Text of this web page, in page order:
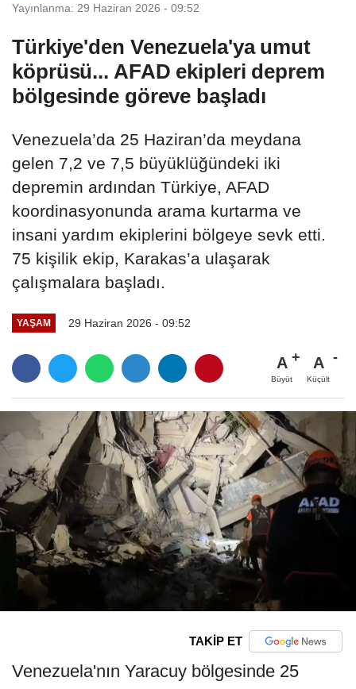
Yayınlanma: 29 Haziran 2026 - 09:52
Türkiye'den Venezuela'ya umut
köprüsü... AFAD ekipleri deprem
bölgesinde göreve başladı
Venezuela’da 25 Haziran’da meydana
gelen 7,2 ve 7,5 büyüklüğündeki iki
depremin ardından Türkiye, AFAD
koordinasyonunda arama kurtarma ve
insani yardım ekiplerini bölgeye sevk etti.
75 kişilik ekip, Karakas’a ulaşarak
çalışmalara başladı.
YAŞAM 29 Haziran 2026 - 09:52
A
Büyüt
A
Küçült
TAKİP ET
Venezuela'nın Yaracuy bölgesinde 25